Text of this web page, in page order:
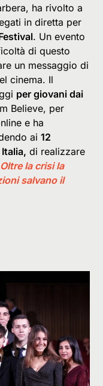
ha rivolto a
in diretta per
. Un evento
di questo
un messaggio di
cinema. Il
per giovani dai
Believe, per
e ha
ai12
di realizzare
Oltre la crisi la
salvano il